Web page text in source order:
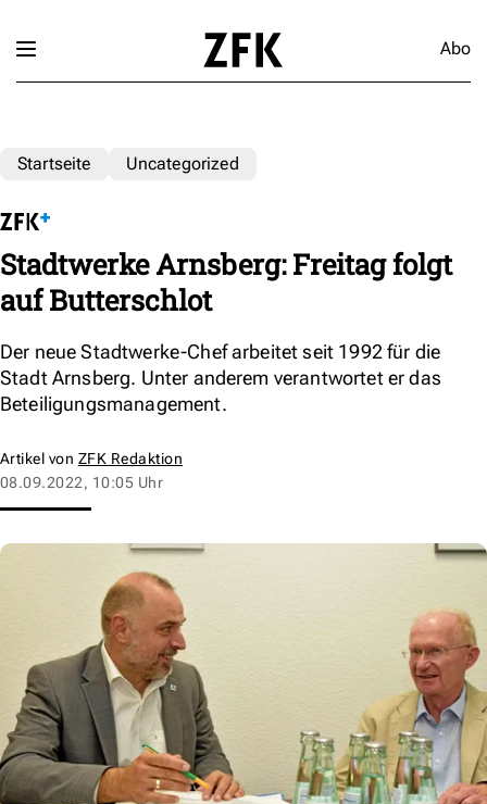
Abo
Startseite Uncategorized
Stadtwerke Arnsberg: Freitag folgt
auf Butterschlot
Der neue Stadtwerke-Chef arbeitet seit 1992 für die
Stadt Arnsberg. Unter anderem verantwortet er das
Beteiligungsmanagement.
Artikel von ZFK Redaktion
08.09.2022, 10:05 Uhr